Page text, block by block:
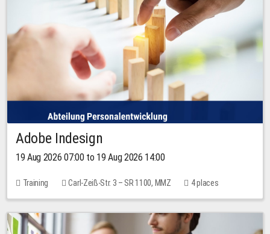
Adobe Indesign
19 Aug 2026 07:00 to 19 Aug 2026 14:00
Training Carl-Zeiß-Str. 3 – SR 1100, MMZ 4 places